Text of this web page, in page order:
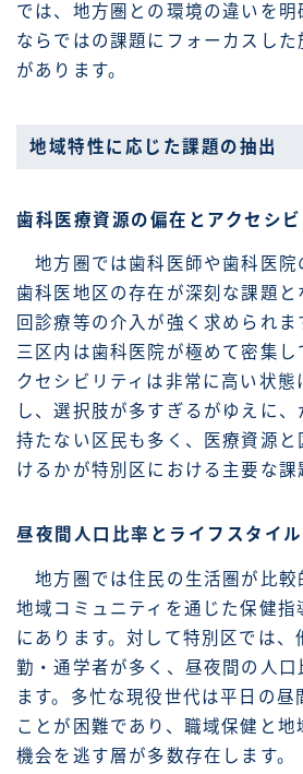
では、地方圏との環境の違いを
ならではの課題にフォーカスし
があります。
地域特性に応じた課題の抽出
歯科医療資源の偏在とアクセシビ
地方圏では歯科医師や歯科医院
歯科医地区の存在が深刻な課題と
回診療等の介入が強く求められま
三区内は歯科医院が極めて密集
クセシビリティは非常に高い状態
し、選択肢が多すぎるがゆえに
持たない区民も多く、医療資源と
けるかが特別区における主要な課
昼夜間人口比率とライフスタイ
地方圏では住民の生活圏が比較
地域コミュニティを通じた保健指
にあります。対して特別区では、
勤・通学者が多く、昼夜間の人口
ます。多忙な現役世代は平日の昼
ことが困難であり、職域保健と
機会を逃す層が多数存在します。